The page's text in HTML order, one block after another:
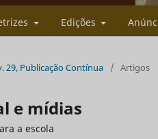
Edições
29, Publicação Contínua / Artigos
e mídias
a escola